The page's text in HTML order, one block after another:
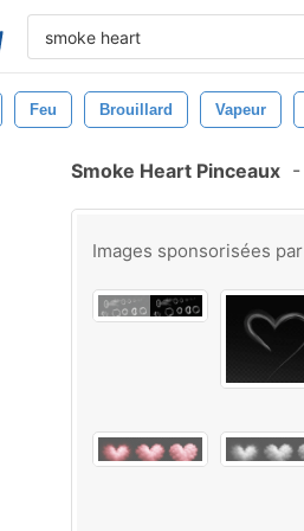
Feu Brouillard Vapeur
Smoke Heart Pinceaux -
Images sponsorisées par